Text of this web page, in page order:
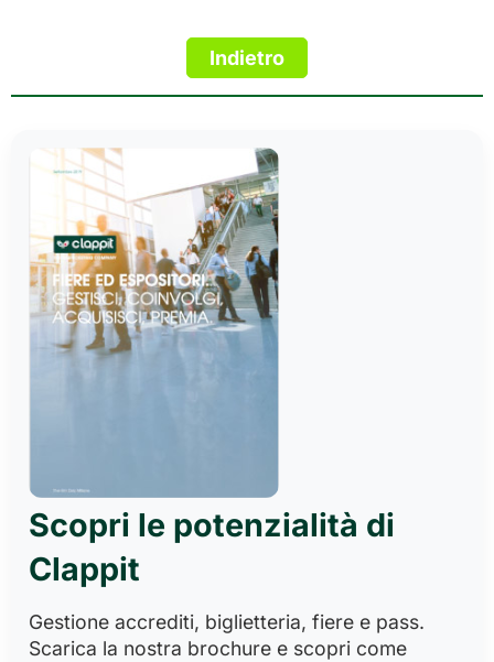
Scopri le potenzialità di
Clappit
Gestione accrediti, biglietteria, fiere e pass.
Scarica la nostra brochure e scopri come